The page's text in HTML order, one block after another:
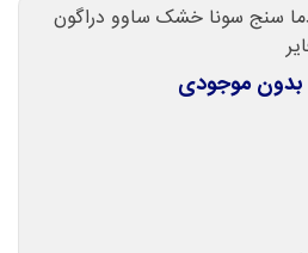
سنج سونا خشک ساوو دراگون
بدون موجودی